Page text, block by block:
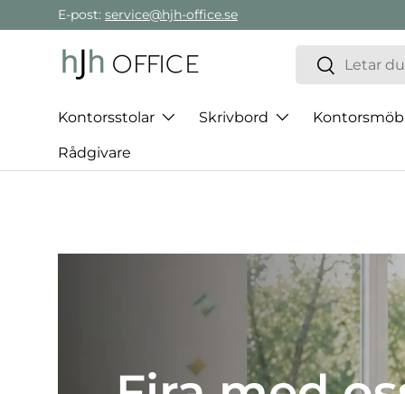
Gå direkt till innehållet
E-post: service@hjh-office.se
Sök
Sök
Kontorsstolar Skrivbord
Rådgivare
Det